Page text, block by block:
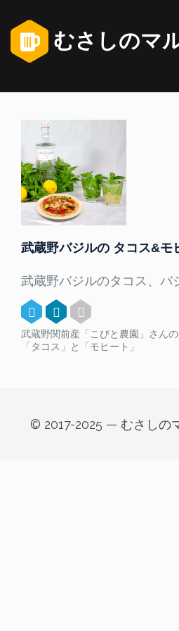
むさしのマ
武蔵野バジルの タコス&モ
武蔵野バジルのタコス、バ
武蔵野関前産「こびと農園」さん
「タコス」と「モヒート」
© 2017-2025 — むさしの